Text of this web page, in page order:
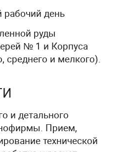
рабочий день
руды
№ 1 и Корпуса
среднего и мелкого).
и детального
Прием,
технической